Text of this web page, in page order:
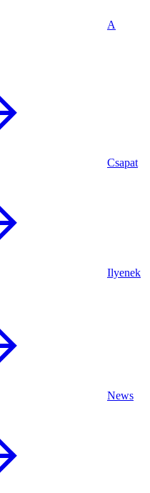
A
Csapat
Ilyenek
News